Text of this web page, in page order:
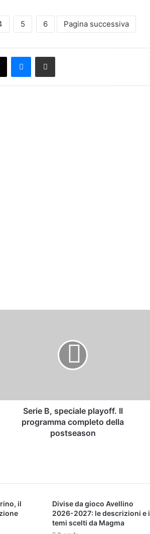
5 6 Pagina successiva
X Messenger
Condividi via Email
Serie B, speciale playoff. Il
programma completo della
postseason
il
Divise da gioco Avellino
2026-2027: le descrizioni e i
temi scelti da Magma